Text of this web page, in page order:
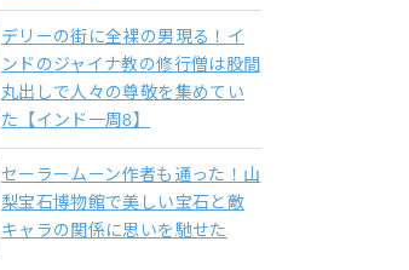
デリーの街に全裸の男現る！イ
ンドのジャイナ教の修行僧は股間
丸出しで人々の尊敬を集めてい
た【インド一周8】
セーラームーン作者も通った！山
梨宝石博物館で美しい宝石と敵
キャラの関係に思いを馳せた